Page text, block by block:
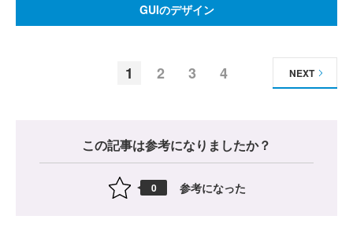
GUIのデザイン
1 2 3 4 NEXT
この記事は参考になりましたか？
0 参考になった